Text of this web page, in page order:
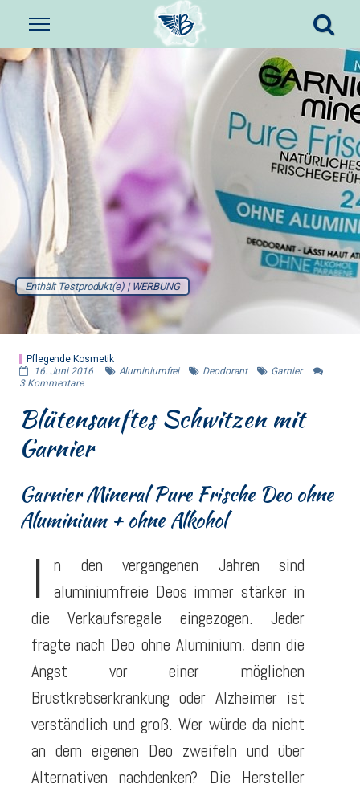
Pflegende Kosmetik
16. Juni 2016
Enthält Testprodukt(e) | WERBUNG
Aluminiumfrei Deodorant
Garnier
3 Kommentare
Blütensanftes Schwitzen mit
Garnier
Garnier Mineral Pure Frische Deo ohne
Aluminium + ohne Alkohol
I
n den vergangenen Jahren sind
aluminiumfreie Deos immer stärker in
die Verkaufsregale eingezogen. Jeder
fragte nach Deo ohne Aluminium, denn die
Angst vor einer möglichen
Brustkrebserkrankung oder Alzheimer ist
verständlich und groß. Wer würde da nicht
an dem eigenen Deo zweifeln und über
Alternativen nachdenken? Die Hersteller